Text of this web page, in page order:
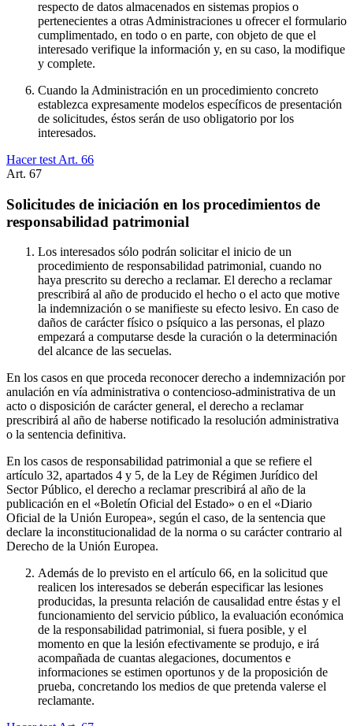
respecto de datos almacenados en sistemas propios o
pertenecientes a otras Administraciones u ofrecer el formulario
cumplimentado, en todo o en parte, con objeto de que el
interesado verifique la información y, en su caso, la modifique
y complete.
Cuando la Administración en un procedimiento concreto
establezca expresamente modelos específicos de presentación
de solicitudes, éstos serán de uso obligatorio por los
interesados.
Hacer test Art. 66
Art. 67
Solicitudes de iniciación en los procedimientos de
responsabilidad patrimonial
Los interesados sólo podrán solicitar el inicio de un
procedimiento de responsabilidad patrimonial, cuando no
haya prescrito su derecho a reclamar. El derecho a reclamar
prescribirá al año de producido el hecho o el acto que motive
la indemnización o se manifieste su efecto lesivo. En caso de
daños de carácter físico o psíquico a las personas, el plazo
empezará a computarse desde la curación o la determinación
del alcance de las secuelas.
En los casos en que proceda reconocer derecho a indemnización por
anulación en vía administrativa o contencioso-administrativa de un
acto o disposición de carácter general, el derecho a reclamar
prescribirá al año de haberse notificado la resolución administrativa
o la sentencia definitiva.
En los casos de responsabilidad patrimonial a que se refiere el
artículo 32, apartados 4 y 5, de la Ley de Régimen Jurídico del
Sector Público, el derecho a reclamar prescribirá al año de la
publicación en el «Boletín Oficial del Estado» o en el «Diario
Oficial de la Unión Europea», según el caso, de la sentencia que
declare la inconstitucionalidad de la norma o su carácter contrario al
Derecho de la Unión Europea.
Además de lo previsto en el artículo 66, en la solicitud que
realicen los interesados se deberán especificar las lesiones
producidas, la presunta relación de causalidad entre éstas y el
funcionamiento del servicio público, la evaluación económica
de la responsabilidad patrimonial, si fuera posible, y el
momento en que la lesión efectivamente se produjo, e irá
acompañada de cuantas alegaciones, documentos e
informaciones se estimen oportunos y de la proposición de
prueba, concretando los medios de que pretenda valerse el
reclamante.